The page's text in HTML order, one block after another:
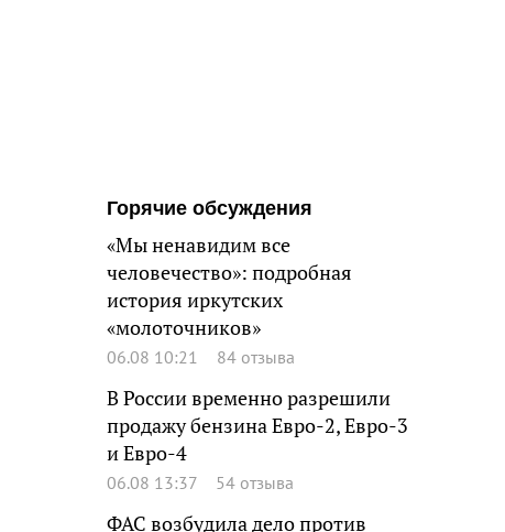
Горячие обсуждения
«Мы ненавидим все
человечество»: подробная
история иркутских
«молоточников»
06.08 10:21 84 отзыва
В России временно разрешили
продажу бензина Евро-2, Евро-3
и Евро-4
06.08 13:37 54 отзыва
ФАС возбудила дело против